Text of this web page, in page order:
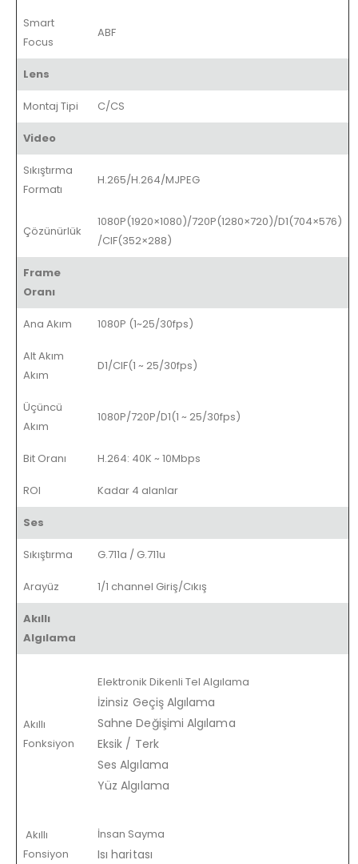
Smart
Focus
ABF
Lens
Montaj Tipi C/CS
Video
Sıkıştırma
Formatı
H.265/H.264/MJPEG
Çözünürlük
1080P(1920×1080)/720P(1280×720)/D1(704×576)
/CIF(352×288)
Frame
Oranı
Ana Akım 1080P (1~25/30fps)
Alt Akım
Akım
D1/CIF(1 ~ 25/30fps)
Üçüncü
Akım
1080P/720P/D1(1 ~ 25/30fps)
Bit Oranı H.264: 40K ~ 10Mbps
ROI Kadar 4 alanlar
Ses
Sıkıştırma G.711a / G.711u
Arayüz 1/1 channel Giriş/Cıkış
Akıllı
Algılama
Akıllı
Fonksiyon
Elektronik Dikenli Tel Algılama
İzinsiz Geçiş Algılama
Sahne Değişimi Algılama
Eksik / Terk
Ses Algılama
Yüz Algılama
Akıllı
Fonsiyon
İnsan Sayma
Isı haritası